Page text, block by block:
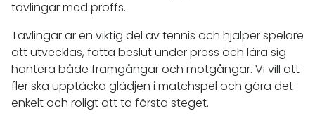
tävlingar med proffs.
Tävlingar är en viktig del av tennis och hjälper spelare
att utvecklas, fatta beslut under press och lära sig
hantera både framgångar och motgångar. Vi vill att
fler ska upptäcka glädjen i matchspel och göra det
enkelt och roligt att ta första steget.